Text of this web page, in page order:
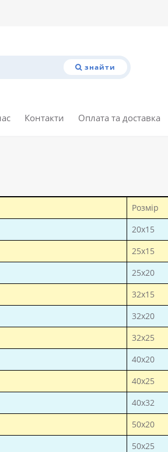
знайти
Контакти Оплата та доставка
Розмір
20х15
25х15
25х20
32х15
32х20
32х25
40х20
40х25
40х32
50х20
50х25